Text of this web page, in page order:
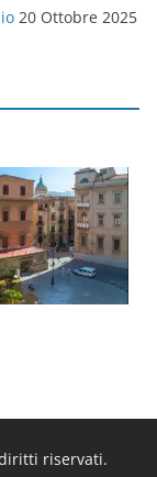
20 Ottobre 2025
riservati.